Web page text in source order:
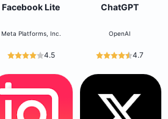
Facebook Lite
Meta Platforms, Inc.
4.5
ChatGPT
OpenAI
4.7